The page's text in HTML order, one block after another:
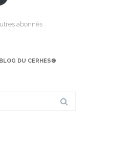
abonnés
DU CERHES®